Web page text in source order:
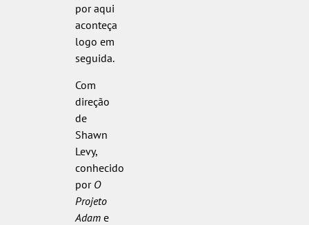
por aqui
aconteça
logo em
seguida.
Com
direção
de
Shawn
Levy,
conhecido
por O
Projeto
Adame